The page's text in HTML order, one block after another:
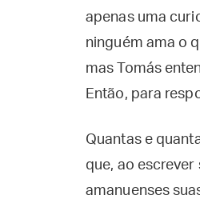
apenas uma
ninguém ama o
mas Tomás
Então, para
Quantas e
que, ao escrever
amanuenses